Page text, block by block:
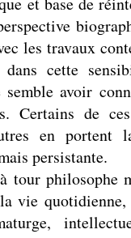
les travaux
cette
avoir
Certains de
en portent
persistante.
tour philosophe
vie